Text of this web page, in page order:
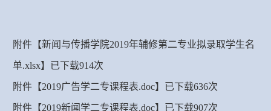
附件【新闻与传播学院2019年辅修第二专业拟录取学生名
单.xlsx】已下载914次
附件【2019广告学二专课程表.doc】已下载636次
附件【2019新闻学二专课程表.doc】已下载907次